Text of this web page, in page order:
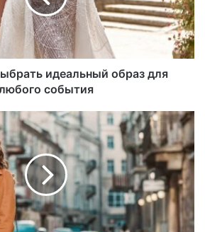
идеальный образ для
события